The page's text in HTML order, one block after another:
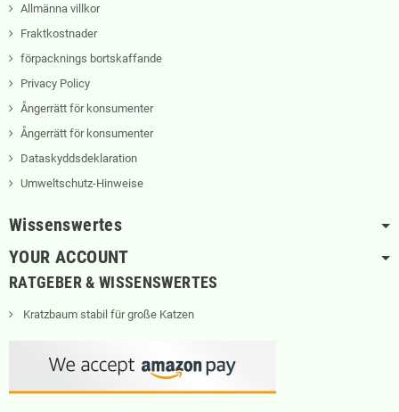
Allmänna villkor
Fraktkostnader
förpacknings bortskaffande
Privacy Policy
Ångerrätt för konsumenter
Ångerrätt för konsumenter
Dataskyddsdeklaration
Umweltschutz-Hinweise
Wissenswertes
YOUR ACCOUNT
RATGEBER & WISSENSWERTES
Kratzbaum stabil für große Katzen